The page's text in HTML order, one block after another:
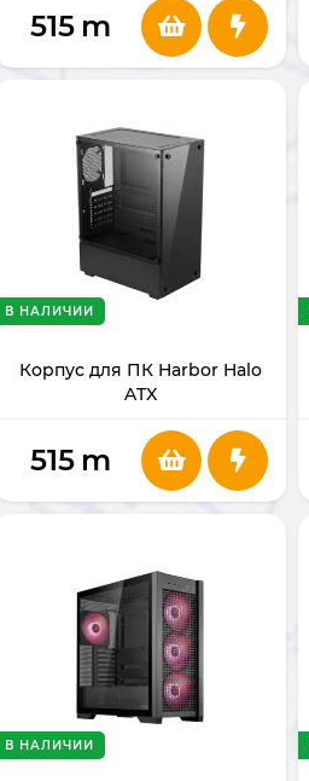
515 m
Корпус для ПК Harbor Halo
ATX
В НАЛИЧИИ
515 m
В НАЛИЧИИ